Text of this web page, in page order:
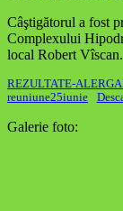
Câştigătorul a fost
Complexului
local Robert Vîscan.
REZULTATE-
reuniune25iunie
Galerie foto: